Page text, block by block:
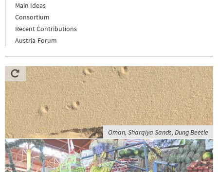
Main Ideas
Consortium
Recent Contributions
Austria-Forum
Oman, Sharqiya Sands, Dung Beetle